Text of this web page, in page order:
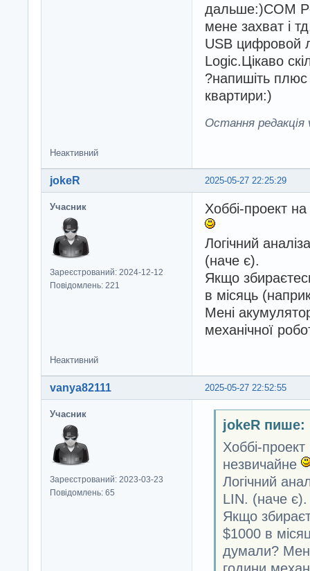
дальше:)COM
мене захват і
USB цифровой
Logic.Цікаво
?напишіть плюс
квартири:)
Остання редакція
Неактивний
2025-05-27 22:25:29
jokeR
Учасник
Зареєстрований: 2024-12-12
Повідомлень: 221
Хоббі-проект
Логічний
(наче є).
Якщо
в місяць
Мені
механічної
Неактивний
2025-05-27 22:52:55
vanya82111
Учасник
Зареєстрований: 2023-03-23
Повідомлень: 65
jokeR пише:
Хоббі-
незвичайне
Логічний
LIN. (наче є).
Якщо
$1000 в
думали?